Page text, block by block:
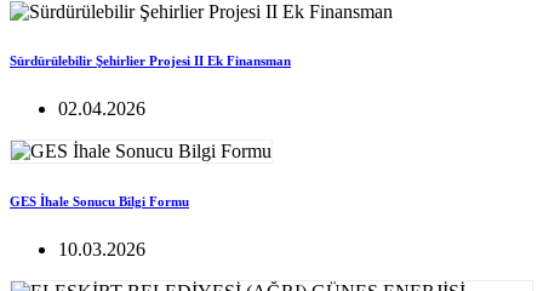
Sürdürülebilir Şehirlier Projesi II Ek Finansman
02.04.2026
GES İhale Sonucu Bilgi Formu
10.03.2026